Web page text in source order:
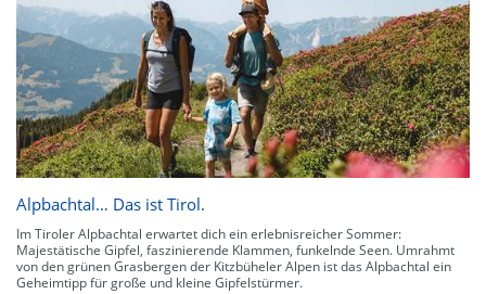
Alpbachtal… Das ist Tirol.
Im Tiroler Alpbachtal erwartet dich ein erlebnisreicher Sommer:
Majestätische Gipfel, faszinierende Klammen, funkelnde Seen. Umrahmt
von den grünen Grasbergen der Kitzbüheler Alpen ist das Alpbachtal ein
Geheimtipp für große und kleine Gipfelstürmer.